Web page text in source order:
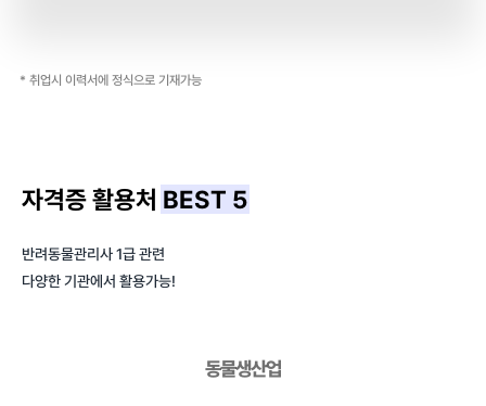
* 취업시 이력서에 정식으로 기재가능
자격증 활용처 BEST 5
반려동물관리사 1급 관련
다양한 기관에서 활용가능!
동물생산업